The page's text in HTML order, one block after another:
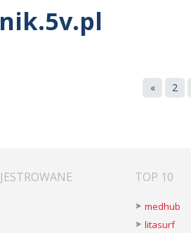
« 2
TOP 10
medhub
litasurf